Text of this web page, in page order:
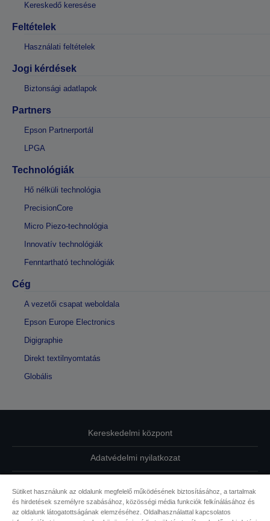
Kereskedő keresése
Feltételek
Használati feltételek
Jogi kérdések
Biztonsági adatlapok
Partners
Epson Partnerportál
LPGA
Technológiák
Hő nélküli technológia
PrecisionCore
Micro Piezo-technológia
Innovatív technológiák
Fenntartható technológiák
Cég
A vezetői csapat weboldala
Epson Europe Electronics
Digigraphie
Direkt textilnyomtatás
Globális
Kereskedelmi központ
Adatvédelmi nyilatkozat
Kapcsolatfelvétel
Sütiket használunk az oldalunk megfelelő működésének biztosításához, a tartalmak
és hirdetések személyre szabásához, közösségi média funkciók felkínálásához és
az oldalunk látogatottságának elemzéséhez. Oldalhasználattal kapcsolatos